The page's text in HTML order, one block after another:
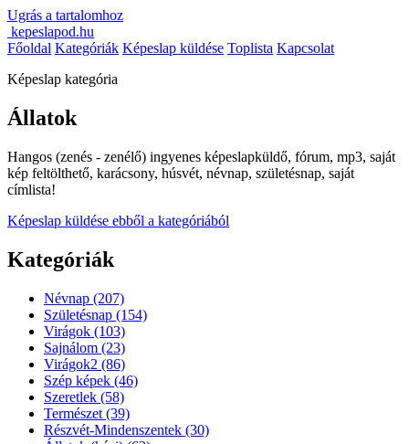
Ugrás a tartalomhoz
kepeslapod.hu
Főoldal Kategóriák Képeslap küldése Toplista Kapcsolat
Képeslap kategória
Állatok
Hangos (zenés - zenélő) ingyenes képeslapküldő, fórum, mp3, saját
kép feltölthető, karácsony, húsvét, névnap, születésnap, saját
címlista!
Képeslap küldése ebből a kategóriából
Kategóriák
Névnap (207)
Születésnap (154)
Virágok (103)
Sajnálom (23)
Virágok2 (86)
Szép képek (46)
Szeretlek (58)
Természet (39)
Részvét-Mindenszentek (30)